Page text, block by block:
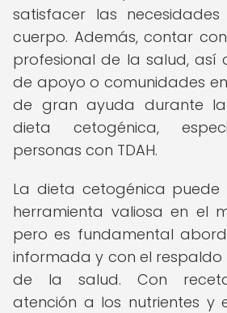
satisfacer las
cuerpo. Además, contar
profesional de la salud, así
de apoyo o comunidades
de gran ayuda durante
dieta cetogénica,
personas con TDAH.
La dieta cetogénica puede
herramienta valiosa en el
pero es fundamental
informada y con el respaldo
de la salud. Con
atención a los nutrientes y